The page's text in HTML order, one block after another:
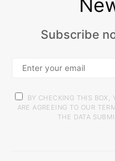
Subscribe
BY CHECKING THIS BOX,
ARE AGREEING TO OUR
THE DATA